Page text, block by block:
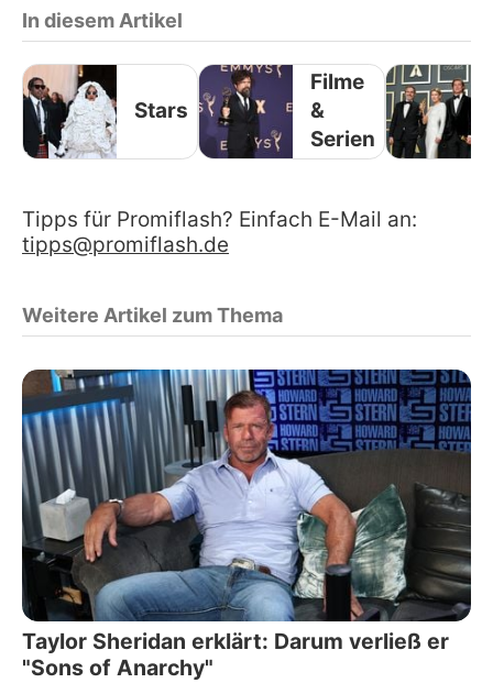
In diesem Artikel
Stars
Filme
&
Serien
Tipps für Promiflash? Einfach E-Mail an:
tipps@promiflash.de
Weitere Artikel zum Thema
Taylor Sheridan erklärt: Darum verließ er
"Sons of Anarchy"